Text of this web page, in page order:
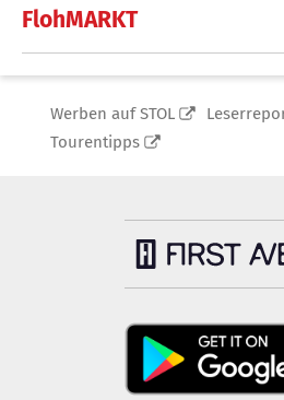
FlohMARKT
Werben auf STOL
Tourentipps